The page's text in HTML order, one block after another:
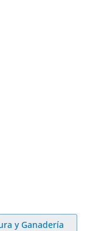
y Ganadería